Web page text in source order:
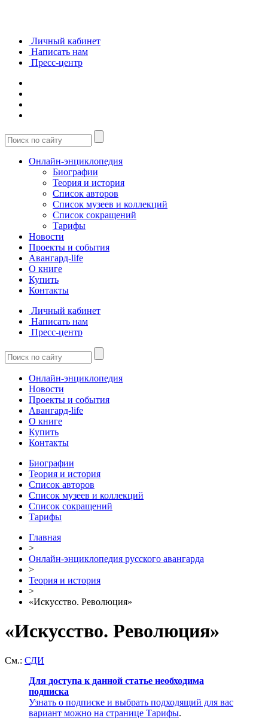
Личный кабинет
Написать нам
Пресс-центр
Онлайн-энциклопедия
Биографии
Теория и история
Список авторов
Список музеев и коллекций
Список сокращений
Тарифы
Новости
Проекты и события
Авангард-life
О книге
Купить
Контакты
Личный кабинет
Написать нам
Пресс-центр
Онлайн-энциклопедия
Новости
Проекты и события
Авангард-life
О книге
Купить
Контакты
Биографии
Теория и история
Список авторов
Список музеев и коллекций
Список сокращений
Тарифы
Главная
>
Онлайн-энциклопедия русского авангарда
>
Теория и история
>
«Искусство. Революция»
«Искусство. Революция»
См.: СДИ
Для доступа к данной статье необходима
подписка
Узнать о подписке и выбрать подходящий для вас
вариант можно на странице Тарифы.